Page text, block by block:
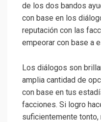
de los dos bandos
con base en los
reputación con las
empeorar con base a
Los diálogos son
amplia cantidad de
con base en tus
facciones. Si logro
suficientemente